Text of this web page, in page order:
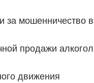
за мошенничество
продажи
движения